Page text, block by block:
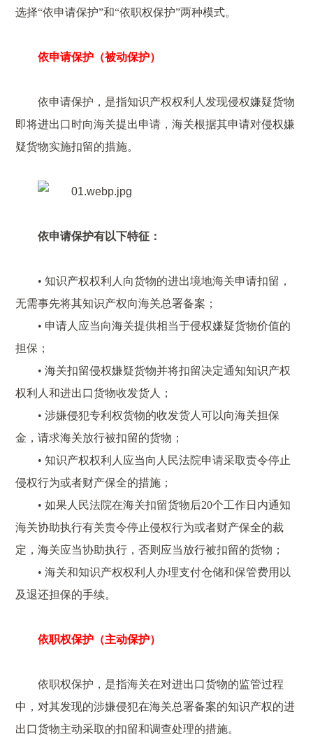
选择“依申请保护”和“依职权保护”两种模式。
依申请保护（被动保护）
依申请保护，是指知识产权权利人发现侵权嫌疑货物
即将进出口时向海关提出申请，海关根据其申请对侵权嫌
疑货物实施扣留的措施。
依申请保护有以下特征：
• 知识产权权利人向货物的进出境地海关申请扣留，
无需事先将其知识产权向海关总署备案；
• 申请人应当向海关提供相当于侵权嫌疑货物价值的
担保；
• 海关扣留侵权嫌疑货物并将扣留决定通知知识产权
权利人和进出口货物收发货人；
• 涉嫌侵犯专利权货物的收发货人可以向海关担保
金，请求海关放行被扣留的货物；
• 知识产权权利人应当向人民法院申请采取责令停止
侵权行为或者财产保全的措施；
• 如果人民法院在海关扣留货物后20个工作日内通知
海关协助执行有关责令停止侵权行为或者财产保全的裁
定，海关应当协助执行，否则应当放行被扣留的货物；
• 海关和知识产权权利人办理支付仓储和保管费用以
及退还担保的手续。
依职权保护（主动保护）
依职权保护，是指海关在对进出口货物的监管过程
中，对其发现的涉嫌侵犯在海关总署备案的知识产权的进
出口货物主动采取的扣留和调查处理的措施。